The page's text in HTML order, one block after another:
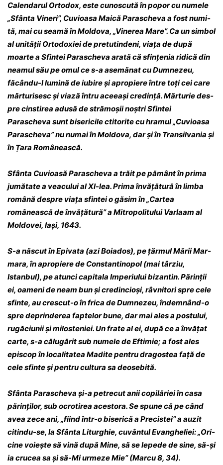
Calendarul Ortodox, este cu­noscută în popor cu numele
„Sfânta Vineri”, Cuvioasa Maică Parascheva a fost nu­mi­
tă, mai cu seamă în Moldova, „Vinerea Mare”. Ca un simbol
al unității Ortodoxiei de pre­tutindeni, viața de după
moarte a Sfintei Pa­­rascheva arată că sfin­țenia ridică din
nea­mul său pe omul ce s-a ase­­mănat cu Dum­ne­zeu,
făcându-l lumină de iu­bire și apropiere între toți cei care
măr­tu­ri­­sesc și viază întru aceeași credință. Mărturie des­
pre cinstirea adusă de strămoșii noștri Sfin­tei
Parascheva sunt bisericile ctitorite cu hra­­mul „Cuvioasa
Parascheva” nu numai în Mol­­­dova, dar și în Tran­silvania și
în Țara Ro­mâ­­nească.
Sfânta Cuvioasă Parascheva a trăit pe pă­mânt în prima
jumătate a veacului al XI-lea. Prima învă­țătură în limba
română despre viața sfin­­tei o găsim în „Cartea
românească de în­vă­ță­tură” a Mitropo­litului Varlaam al
Moldovei, Iași, 1643.
S-a născut în Epivata (azi Boia­dos), pe țăr­mul Mării Mar­
mara, în apropiere de Cons­tan­­ti­nopol (mai târziu,
Istanbul), pe atunci ca­pi­tala Imperiului bizantin. Pă­rinții
ei, oa­meni de neam bun și cre­dincioși, râvnitori spre cele
sfinte, au crescut-o în frica de Dum­nezeu, în­dem­nând-o
spre de­prin­­derea fap­te­lor bune, dar mai ales a postului,
ru­găciunii și milos­te­niei. Un frate al ei, după ce a învățat
carte, s-a călugărit sub numele de Eftimie; a fost ales
epis­cop în localitatea Madite pentru dra­­gos­tea față de
cele sfinte și pentru cultura sa de­ose­bită.
Sfânta Parascheva și-a petrecut anii co­pi­lă­­riei în casa
părinților, sub ocrotirea acestora. Se spune că pe când
avea zece ani, „fiind într-o bi­serică a Precistei” a auzit
citindu-se, la Sfân­ta Li­turghie, cuvântul Evangheliei: „Ori­
ci­ne vo­ieș­te să vină după Mine, să se lepede de sine, să-și
ia crucea sa și să-Mi urmeze Mie” (Mar­cu 8, 34).